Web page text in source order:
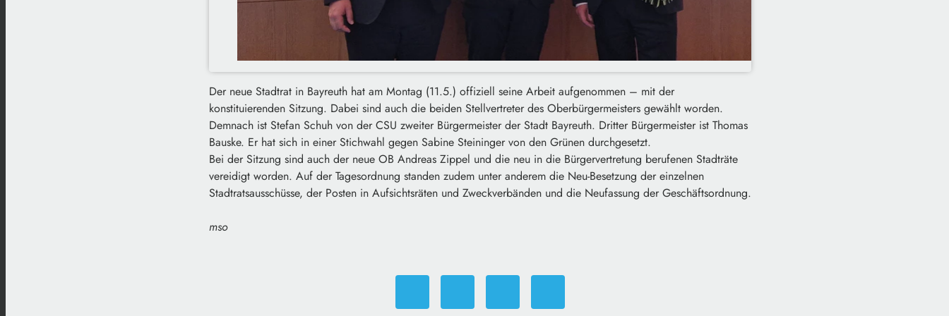
Der neue Stadtrat in Bayreuth hat am Montag (11.5.) offiziell seine Arbeit aufgenommen – mit der
konstituierenden Sitzung. Dabei sind auch die beiden Stellvertreter des Oberbürgermeisters gewählt worden.
Demnach ist Stefan Schuh von der CSU zweiter Bürgermeister der Stadt Bayreuth. Dritter Bürgermeister ist Thomas
Bauske. Er hat sich in einer Stichwahl gegen Sabine Steininger von den Grünen durchgesetzt.
Bei der Sitzung sind auch der neue OB Andreas Zippel und die neu in die Bürgervertretung berufenen Stadträte
vereidigt worden. Auf der Tagesordnung standen zudem unter anderem die Neu-Besetzung der einzelnen
Stadtratsausschüsse, der Posten in Aufsichtsräten und Zweckverbänden und die Neufassung der Geschäftsordnung.
mso